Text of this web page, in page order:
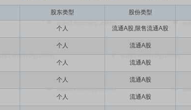
股东类型 股份类型
个人 流通A股,限售流通A股
个人 流通A股
个人 流通A股
个人 流通A股
个人 流通A股